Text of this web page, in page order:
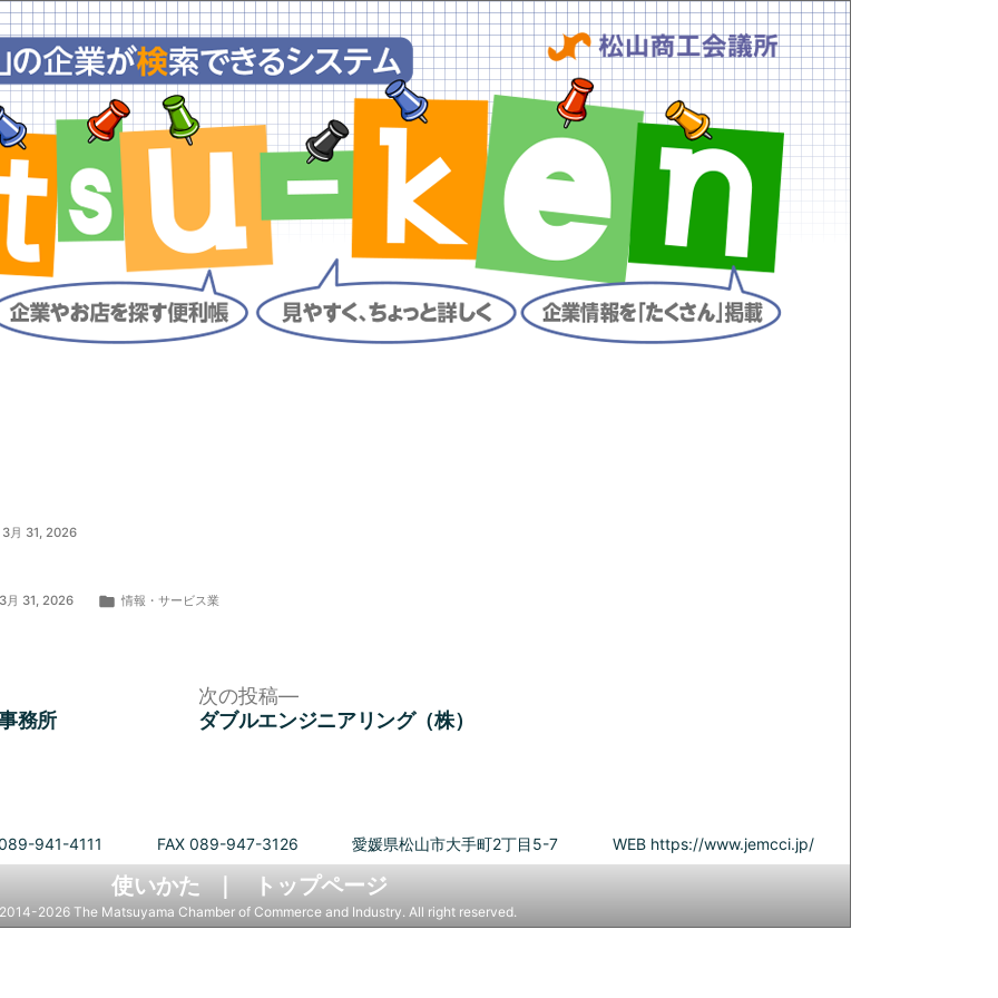
3月 31, 2026
月 31, 2026
カ
情報・サービス業
務所
次の投稿
次
の
ダブルエンジニアリング（株）
941-4111 FAX 089-947-3126 愛媛県松山市大手町2丁目5-7 WEB https://www.jemcci.jp/
使いかた トップページ
2026 The Matsuyama Chamber of Commerce and Industry. All right reserved.